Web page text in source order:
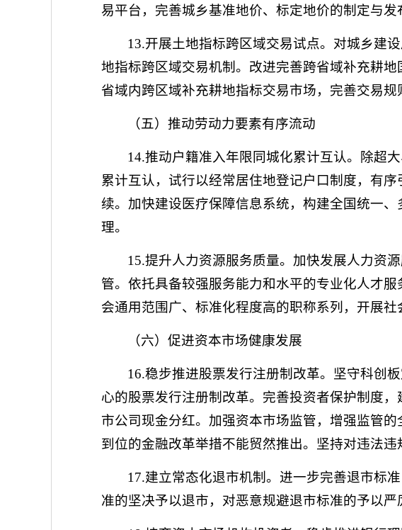
易平台，完善城乡基准地价、标定地价的制定与
13.开展土地指标跨区域交易试点。对城乡建
地指标跨区域交易机制。改进完善跨省域补充耕
省域内跨区域补充耕地指标交易市场，完善交易规
（五）推动劳动力要素有序流动
14.推动户籍准入年限同城化累计互认。除超
累计互认，试行以经常居住地登记户口制度，有
续。加快建设医疗保障信息系统，构建全国统一
理。
15.提升人力资源服务质量。加快发展人力资
管。依托具备较强服务能力和水平的专业化人才
会通用范围广、标准化程度高的职称系列，开展社
（六）促进资本市场健康发展
16.稳步推进股票发行注册制改革。坚守科创
心的股票发行注册制改革。完善投资者保护制度
市公司现金分红。加强资本市场监管，增强监管
到位的金融改革举措不能贸然推出。坚持对违法违
17.建立常态化退市机制。进一步完善退市标
准的坚决予以退市，对恶意规避退市标准的予以严